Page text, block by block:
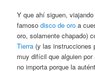
Y que ahí siguen,
famosodisco de oro a
oro, solamente chapado)
Tierra (y las instrucciones
muy difícil que alguien
no importa porque la